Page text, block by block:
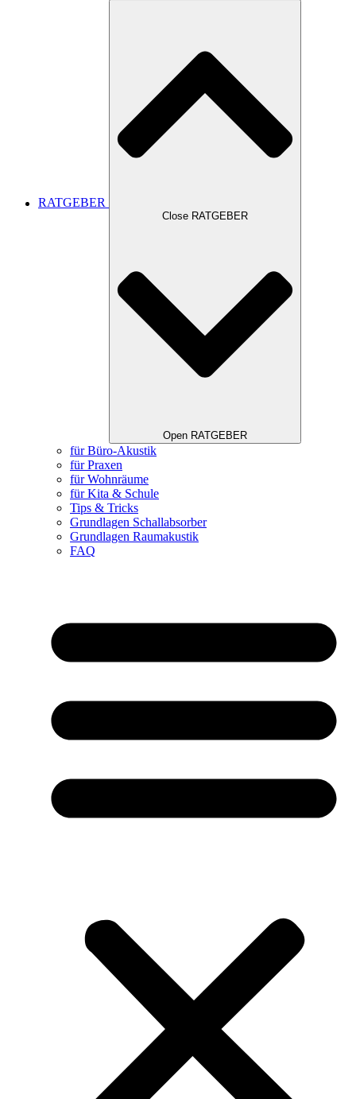
RATGEBER
Close RATGEBER
Open RATGEBER
für Büro-Akustik
für Praxen
für Wohnräume
für Kita & Schule
Tips & Tricks
Grundlagen Schallabsorber
Grundlagen Raumakustik
FAQ